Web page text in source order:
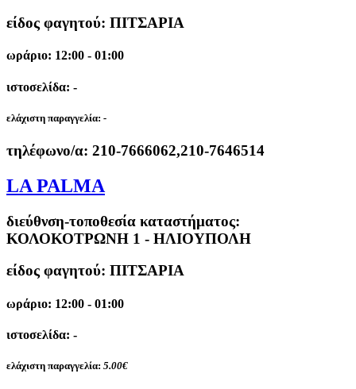
είδος φαγητού: ΠΙΤΣΑΡΙΑ
ωράριο: 12:00 - 01:00
ιστοσελίδα: -
ελάχιστη παραγγελία: -
τηλέφωνο/α: 210-7666062,210-7646514
LA PALMA
διεύθνση-τοποθεσία καταστήματος:
ΚΟΛΟΚΟΤΡΩΝΗ 1 - ΗΛΙΟΥΠΟΛΗ
είδος φαγητού: ΠΙΤΣΑΡΙΑ
ωράριο: 12:00 - 01:00
ιστοσελίδα: -
ελάχιστη παραγγελία: 5.00€